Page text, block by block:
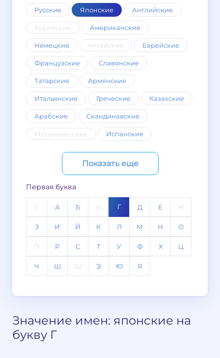
Русские Японские Английские
Корейские Американские
Немецкие Китайские Еврейские
Французские Славянские
Татарские Армянские
Итальянские Греческие Казахские
Арабские Скандинавские
Мусульманские Испанские
Показать еще
Первая буква
C А Б В Г Д Е Ж
З И Й К Л М Н О
П Р С Т У Ф Х Ц
Ч Ш Э Ю Я
Значение имен: японские на
букву Г